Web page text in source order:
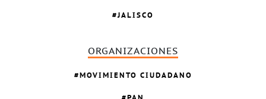
JALISCO
ORGANIZACIONES
MOVIMIENTO CIUDADANO